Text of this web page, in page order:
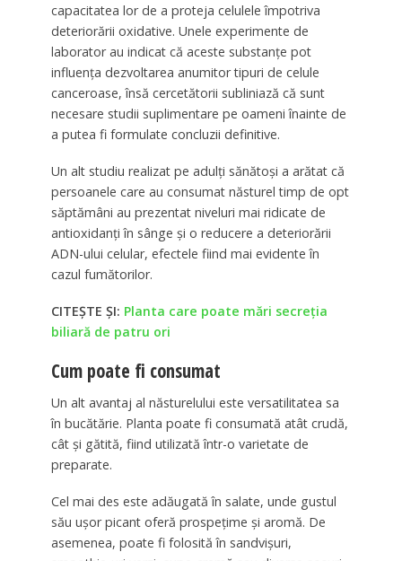
capacitatea lor de a proteja celulele împotriva
deteriorării oxidative. Unele experimente de
laborator au indicat că aceste substanțe pot
influența dezvoltarea anumitor tipuri de celule
canceroase, însă cercetătorii subliniază că sunt
necesare studii suplimentare pe oameni înainte de
a putea fi formulate concluzii definitive.
Un alt studiu realizat pe adulți sănătoși a arătat că
persoanele care au consumat năsturel timp de opt
săptămâni au prezentat niveluri mai ridicate de
antioxidanți în sânge și o reducere a deteriorării
ADN-ului celular, efectele fiind mai evidente în
cazul fumătorilor.
CITEȘTE ȘI: Planta care poate mări secreția
biliară de patru ori
Cum poate fi consumat
Un alt avantaj al năsturelului este versatilitatea sa
în bucătărie. Planta poate fi consumată atât crudă,
cât și gătită, fiind utilizată într-o varietate de
preparate.
Cel mai des este adăugată în salate, unde gustul
său ușor picant oferă prospețime și aromă. De
asemenea, poate fi folosită în sandvișuri,